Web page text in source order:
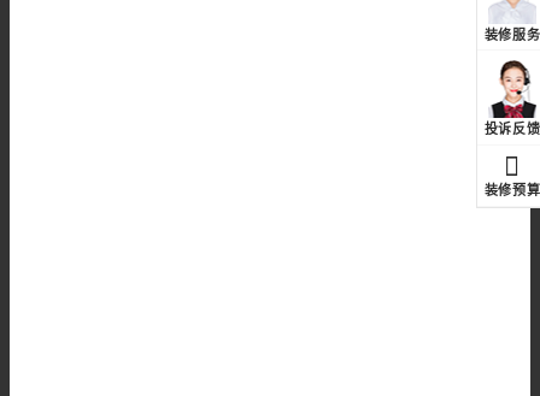
装修服务
投诉反馈
装修预算